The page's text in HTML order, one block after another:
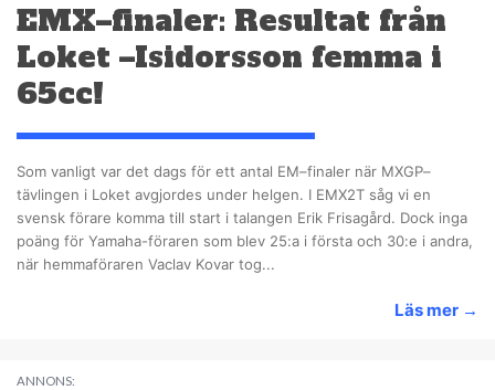
EMX–finaler: Resultat från
Loket –Isidorsson femma i
65cc!
Som vanligt var det dags för ett antal EM–finaler när MXGP–
tävlingen i Loket avgjordes under helgen. I EMX2T såg vi en
svensk förare komma till start i talangen Erik Frisagård. Dock inga
poäng för Yamaha-föraren som blev 25:a i första och 30:e i andra,
när hemmaföraren Vaclav Kovar tog...
Läs mer →
ANNONS: